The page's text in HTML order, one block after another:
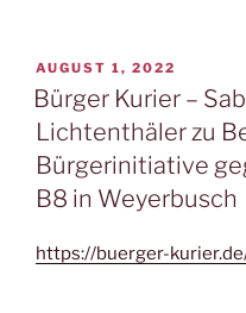
VERÖFFENTLICHT
AM
AUGUST 1, 2022
Bürger Kurier –
Lichtenthäler zu
Bürgerinitiative
B8 in Weyerbusch
https://buerger-